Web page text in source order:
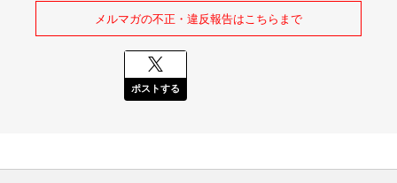
メルマガの不正・違反報告はこちらまで
ポストする